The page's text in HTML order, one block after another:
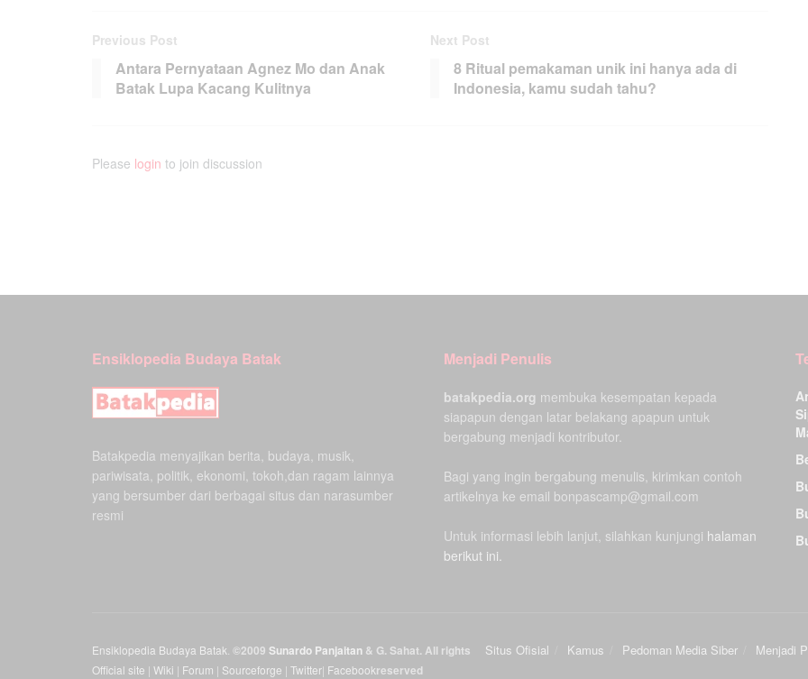
Previous Post
Antara Pernyataan Agnez Mo dan Anak
Batak Lupa Kacang Kulitnya
Next Post
8 Ritual pemakaman unik ini hanya ada di
Indonesia, kamu sudah tahu?
Please login to join discussion
Ensiklopedia Budaya Batak
Batakpedia menyajikan berita, budaya, musik,
pariwisata, politik, ekonomi, tokoh,dan ragam lainnya
yang bersumber dari berbagai situs dan narasumber
resmi
Menjadi Penulis
batakpedia.org membuka kesempatan kepada
siapapun dengan latar belakang apapun untuk
bergabung menjadi kontributor.
Bagi yang ingin bergabung menulis, kirimkan contoh
artikelnya ke email bonpascamp@gmail.com
Untuk informasi lebih lanjut, silahkan kunjungi halaman
berikut ini.
Situs Ofisial Kamus Pedoman Media Siber Menjadi
Ensiklopedia Budaya Batak ©2009 Sunardo Panjaitan & G. Sahat. All rights
reserved
Official site | Wiki | Forum | Sourceforge | Twitter| Facebook